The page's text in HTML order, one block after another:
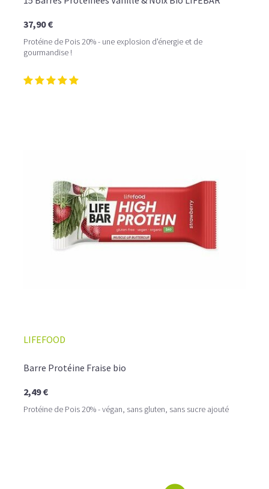
37,90 €
Protéine de Pois 20% - une explosion d'énergie et de
gourmandise !
LIFEFOOD
Barre Protéine Fraise bio
2,49 €
Protéine de Pois 20% - végan, sans gluten, sans sucre ajouté